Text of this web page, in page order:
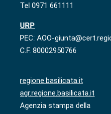
Tel 0971 661111
URP
PEC: AOO-
C.F. 80002950766
regione.basilicata.it
agr.regione.basilicata.it
Agenzia stampa della